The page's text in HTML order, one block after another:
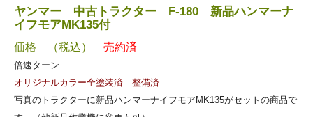
ヤンマー 中古トラクター F-180 新品ハンマーナ
イフモアMK135付
価格 （税込） 売約済
倍速ターン
オリジナルカラー全塗装済 整備済
写真のトラクターに新品ハンマーナイフモアMK135がセットの商品で